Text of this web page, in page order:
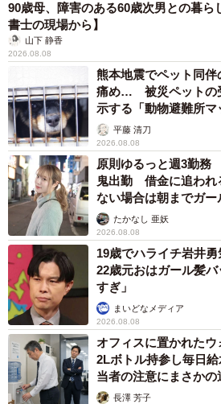
90歳母、障害のある60歳次男との暮
書士の現場から】
山下 静香
2026.08.08
熊本地震でペット同
痛め… 被災ペットの
示する「動物避難所マ
平藤 清刀
2026.08.08
原則ゆるっと週3勤
鬼出勤 借金に追わ
ない場合は朝までガ
ストに取材】
たかなし 亜妖
2026.08.08
19歳でハライチ岩井勇
22歳元おはガール髪
すぎ」
まいどなメディア
2026.08.08
オフィスに置かれた
2Lボトル持参し毎日
当者の注意にまさか
説】長澤 芳子